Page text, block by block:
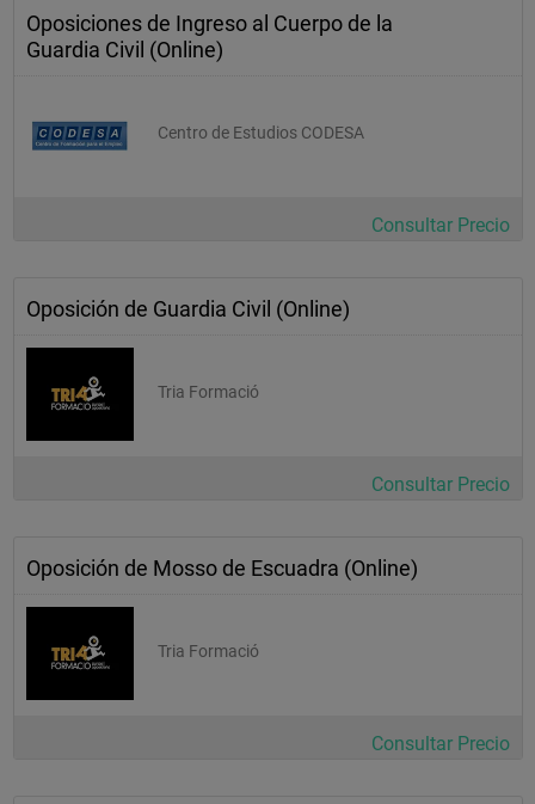
Oposiciones de Ingreso al Cuerpo de la
Guardia Civil (Online)
Centro de Estudios CODESA
Consultar Precio
Oposición de Guardia Civil (Online)
Tria Formació
Consultar Precio
Oposición de Mosso de Escuadra (Online)
Tria Formació
Consultar Precio